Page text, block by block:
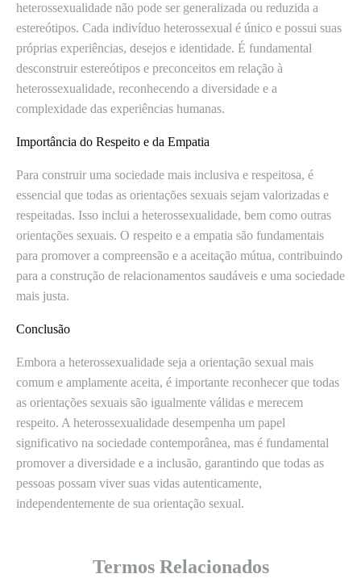
heterossexualidade não pode ser generalizada ou reduzida a
estereótipos. Cada indivíduo heterossexual é único e possui suas
próprias experiências, desejos e identidade. É fundamental
desconstruir estereótipos e preconceitos em relação à
heterossexualidade, reconhecendo a diversidade e a
complexidade das experiências humanas.
Importância do Respeito e da Empatia
Para construir uma sociedade mais inclusiva e respeitosa, é
essencial que todas as orientações sexuais sejam valorizadas e
respeitadas. Isso inclui a heterossexualidade, bem como outras
orientações sexuais. O respeito e a empatia são fundamentais
para promover a compreensão e a aceitação mútua, contribuindo
para a construção de relacionamentos saudáveis e uma sociedade
mais justa.
Conclusão
Embora a heterossexualidade seja a orientação sexual mais
comum e amplamente aceita, é importante reconhecer que todas
as orientações sexuais são igualmente válidas e merecem
respeito. A heterossexualidade desempenha um papel
significativo na sociedade contemporânea, mas é fundamental
promover a diversidade e a inclusão, garantindo que todas as
pessoas possam viver suas vidas autenticamente,
independentemente de sua orientação sexual.
Termos Relacionados